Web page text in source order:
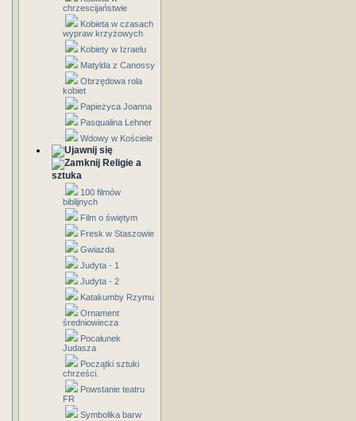
chrzescijaństwie
Kobieta w czasach
wypraw krzyżowych
Kobiety w Izraelu
Matylda z Canossy
Obrzędowa rola
kobiet
Papieżyca Joanna
Pasqualina Lehner
Wdowy w Kościele
Religie a
sztuka
100 filmów
biblijnych
Film o świętym
Fresk w Staszowie
Gwiazda
Judyta - 1
Judyta - 2
Katakumby Rzymu
Ornament
średniowiecza
Pocałunek
Judasza
Początki sztuki
chrześci.
Powstanie teatru
FR
Symbolika barw